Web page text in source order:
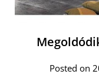
Posted on